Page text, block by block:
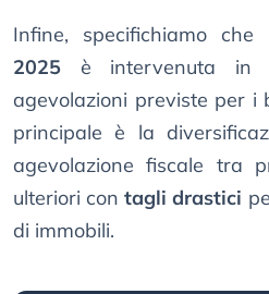
Infine, specifichiamo che
2025 è intervenuta in
agevolazioni previste per i
principale è la
agevolazione fiscale tra
ulteriori contagli drastici
di immobili.